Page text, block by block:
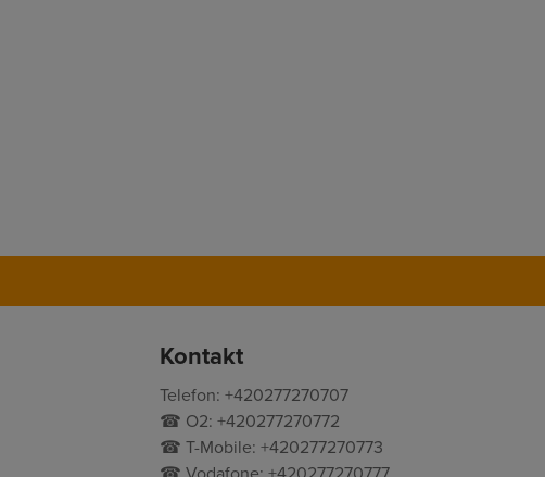
Kontakt
Telefon: +420277270707
☎ O2: +420277270772
☎ T-Mobile: +420277270773